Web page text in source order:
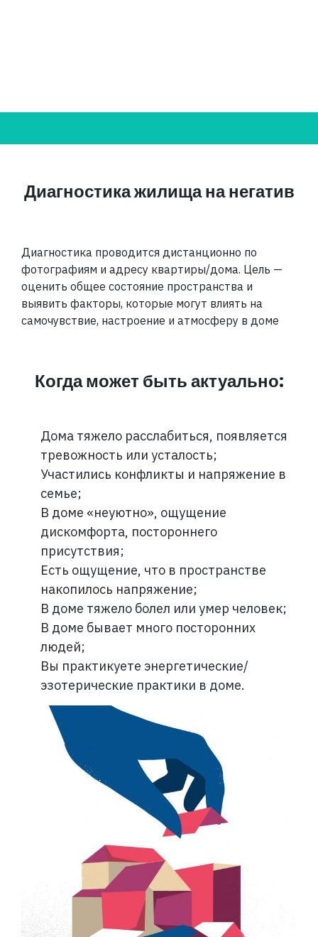
Диагностика жилища на негатив
Диагностика проводится дистанционно по
фотографиям и адресу квартиры/дома. Цель —
оценить общее состояние пространства и
выявить факторы, которые могут влиять на
самочувствие, настроение и атмосферу в доме
Когда может быть актуально:
Дома тяжело расслабиться, появляется
тревожность или усталость;
Участились конфликты и напряжение в
семье;
В доме «неуютно», ощущение
дискомфорта, постороннего
присутствия;
Есть ощущение, что в пространстве
накопилось напряжение;
В доме тяжело болел или умер человек;
В доме бывает много посторонних
людей;
Вы практикуете энергетические/
эзотерические практики в доме.